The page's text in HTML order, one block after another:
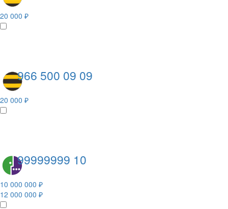
20 000 ₽
966 500 09 09
20 000 ₽
99999999 10
10 000 000 ₽
12 000 000 ₽